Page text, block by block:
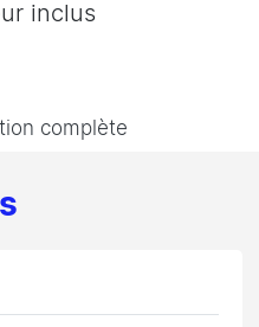
inclus
complète